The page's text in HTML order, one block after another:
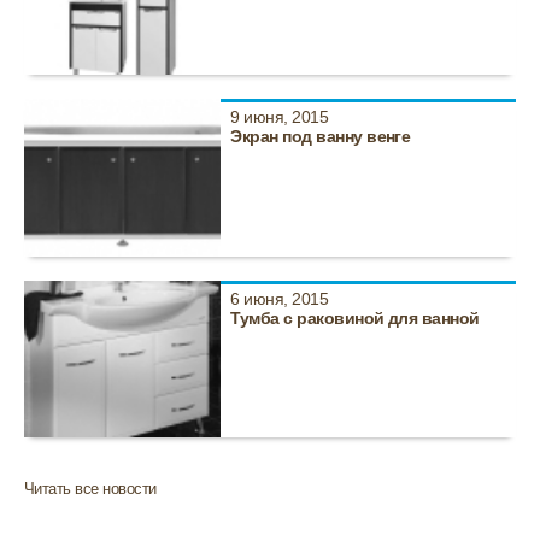
9 июня, 2015
Экран под ванну венге
6 июня, 2015
Тумба с раковиной для ванной
Читать все новости